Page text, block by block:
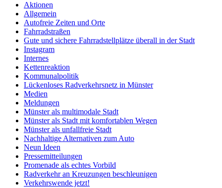
Aktionen
Allgemein
Autofreie Zeiten und Orte
Fahrradstraßen
Gute und sichere Fahrradstellplätze überall in der Stadt
Instagram
Internes
Kettenreaktion
Kommunalpolitik
Lückenloses Radverkehrsnetz in Münster
Medien
Meldungen
Münster als multimodale Stadt
Münster als Stadt mit komfortablen Wegen
Münster als unfallfreie Stadt
Nachhaltige Alternativen zum Auto
Neun Ideen
Pressemitteilungen
Promenade als echtes Vorbild
Radverkehr an Kreuzungen beschleunigen
Verkehrswende jetzt!